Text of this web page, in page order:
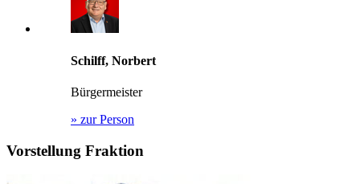
Schilff, Norbert
Bürgermeister
» zur Person
Vorstellung Fraktion